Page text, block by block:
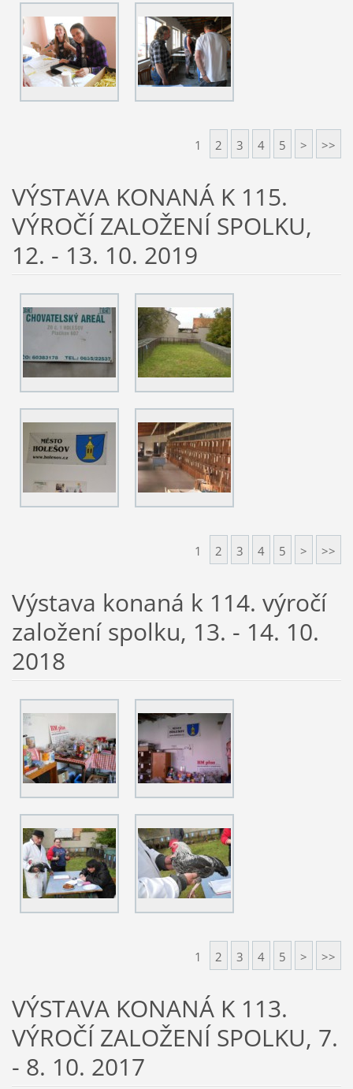
1 2 3 4 5 > >>
VÝSTAVA KONANÁ K 115.
VÝROČÍ ZALOŽENÍ SPOLKU,
12. - 13. 10. 2019
1 2 3 4 5 > >>
Výstava konaná k 114. výročí
založení spolku, 13. - 14. 10.
2018
1 2 3 4 5 > >>
VÝSTAVA KONANÁ K 113.
VÝROČÍ ZALOŽENÍ SPOLKU, 7.
- 8. 10. 2017